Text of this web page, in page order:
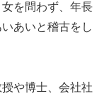
を問わず、年長
あいと稽古をし
や博士、会社社